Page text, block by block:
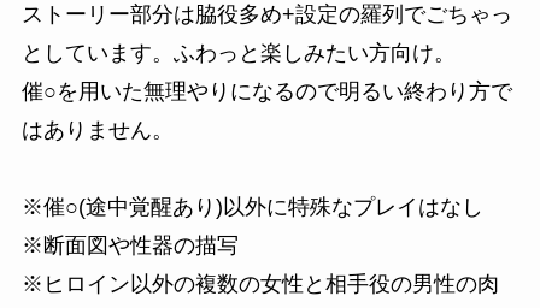
ストーリー部分は脇役多め+設定の羅列でごちゃっ
としています。ふわっと楽しみたい方向け。
催○を用いた無理やりになるので明るい終わり方で
はありません。
※催○(途中覚醒あり)以外に特殊なプレイはなし
※断面図や性器の描写
※ヒロイン以外の複数の女性と相手役の男性の肉